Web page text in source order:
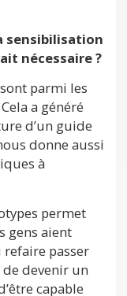
sensibilisation
nécessaire ?
parmi les
a généré
d’un guide
donne aussi
à
permet
gens aient
refaire passer
de devenir un
capable